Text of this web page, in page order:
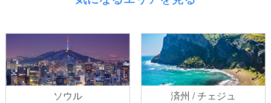
ソウル 済州 / チェジュ